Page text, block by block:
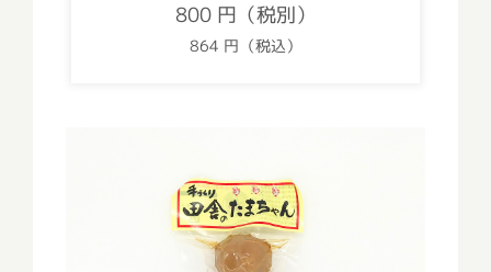
800 円（税別）
864 円（税込）